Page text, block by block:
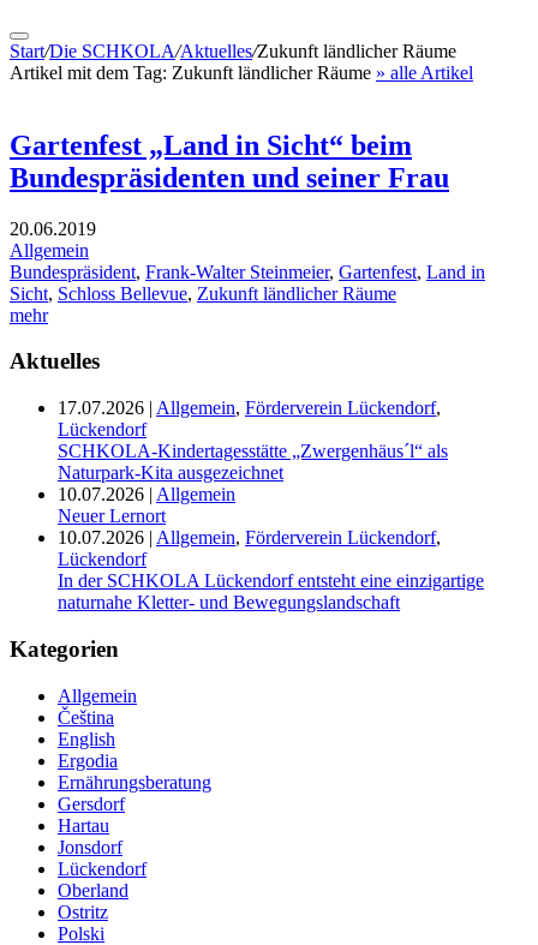
Start/Die SCHKOLA/Aktuelles/Zukunft ländlicher Räume
Artikel mit dem Tag: Zukunft ländlicher Räume » alle Artikel
Gartenfest „Land in Sicht“ beim
Bundespräsidenten und seiner Frau
20.06.2019
Allgemein
Bundespräsident, Frank-Walter Steinmeier, Gartenfest, Land in
Sicht, Schloss Bellevue, Zukunft ländlicher Räume
mehr
Aktuelles
17.07.2026 | Allgemein, Förderverein Lückendorf,
Lückendorf
SCHKOLA-Kindertagesstätte „Zwergenhäus´l“ als
Naturpark-Kita ausgezeichnet
10.07.2026 | Allgemein
Neuer Lernort
10.07.2026 | Allgemein, Förderverein Lückendorf,
Lückendorf
In der SCHKOLA Lückendorf entsteht eine einzigartige
naturnahe Kletter- und Bewegungslandschaft
Kategorien
Allgemein
Čeština
English
Ergodia
Ernährungsberatung
Gersdorf
Hartau
Jonsdorf
Lückendorf
Oberland
Ostritz
Polski